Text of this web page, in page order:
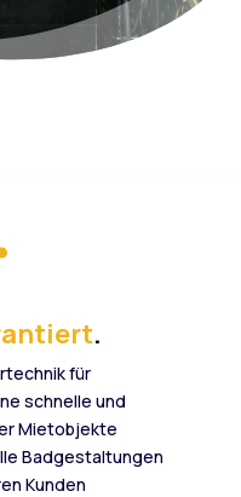
.
für
schnelle und
Mietobjekte
Badgestaltungen
Kunden